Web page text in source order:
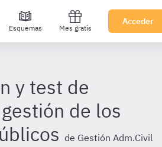
Esquemas Mes gratis
Acceder
y test de
de los
de Gestión Adm.Civil